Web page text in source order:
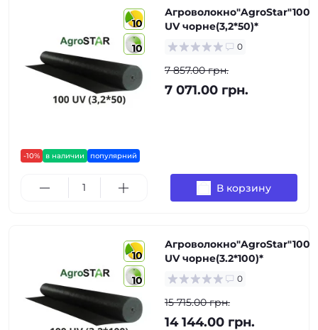
10
10
-10% в наличии популярний
Агроволокно"AgroStar"100
UV чорне(3,2*50)*
0
7 857.00 грн.
7 071.00 грн.
В корзину
10
10
Агроволокно"AgroStar"100
UV чорне(3.2*100)*
0
15 715.00 грн.
14 144.00 грн.